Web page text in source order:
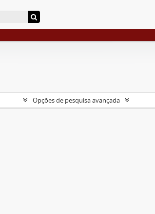
Opções de pesquisa avançada